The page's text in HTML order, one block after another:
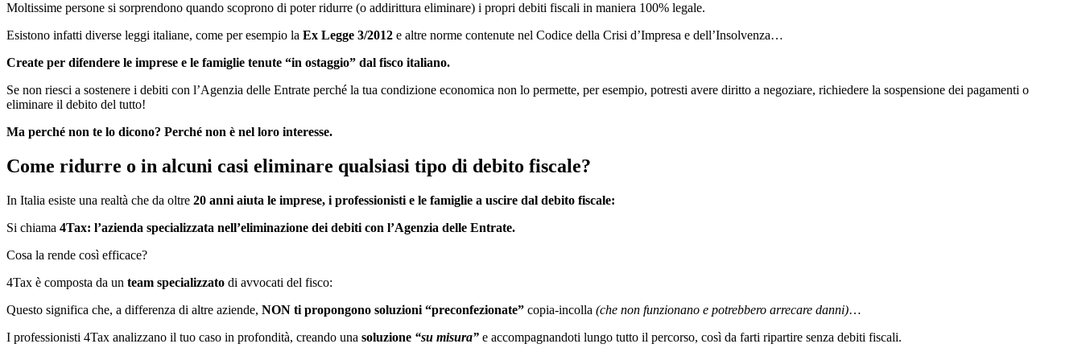
Moltissime persone si sorprendono quando scoprono di poter ridurre (o addirittura eliminare) i propri debiti fiscali in maniera 100% legale.
Esistono infatti diverse leggi italiane, come per esempio la Ex Legge 3/2012 e altre norme contenute nel Codice della Crisi d’Impresa e dell’Insolvenza…
Create per difendere le imprese e le famiglie tenute “in ostaggio” dal fisco italiano.
Se non riesci a sostenere i debiti con l’Agenzia delle Entrate perché la tua condizione economica non lo permette, per esempio, potresti avere diritto a negoziare, richiedere la sospensione dei pagamenti o
eliminare il debito del tutto!
Ma perché non te lo dicono? Perché non è nel loro interesse.
Come ridurre o in alcuni casi eliminare qualsiasi tipo di debito fiscale?
In Italia esiste una realtà che da oltre 20 anni aiuta le imprese, i professionisti e le famiglie a uscire dal debito fiscale:
Si chiama 4Tax: l’azienda specializzata nell’eliminazione dei debiti con l’Agenzia delle Entrate.
Cosa la rende così efficace?
4Tax è composta da un team specializzato di avvocati del fisco:
Questo significa che, a differenza di altre aziende, NON ti propongono soluzioni “preconfezionate” copia-incolla (che non funzionano e potrebbero arrecare danni)…
I professionisti 4Tax analizzano il tuo caso in profondità, creando una soluzione “su misura” e accompagnandoti lungo tutto il percorso, così da farti ripartire senza debiti fiscali.